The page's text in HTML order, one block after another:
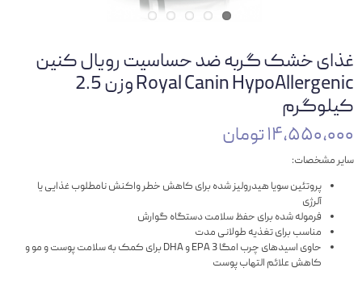
غذای خشک گربه ضد حساسیت رویال کنین
Royal Canin HypoAllergenic وزن 2.5
کیلوگرم
۱۴,۵۵۰,۰۰۰ تومان
سایر مشخصات:
پروتئین سویا هیدرولیز شده برای کاهش خطر واکنش نامطلوب غذایی یا
آلرژی
فرموله شده برای حفظ سلامت دستگاه گوارش
مناسب برای تغذیه طولانی مدت
حاوی اسیدهای چرب امگا 3 EPA و DHA برای کمک به سلامت پوست و مو و
کاهش علائم التهاب پوست